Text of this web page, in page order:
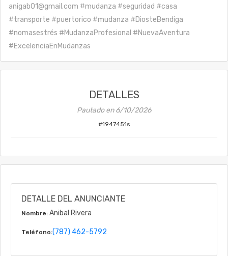
anigab01@gmail.com #mudanza #seguridad #casa
#transporte #puertorico #mudanza #DiosteBendiga
#nomasestrés #MudanzaProfesional #NuevaAventura
#ExcelenciaEnMudanzas
DETALLES
Pautado en6/10/2026
#1947451s
DETALLE DEL ANUNCIANTE
Nombre: Anibal Rivera
Teléfono:(787) 462-5792